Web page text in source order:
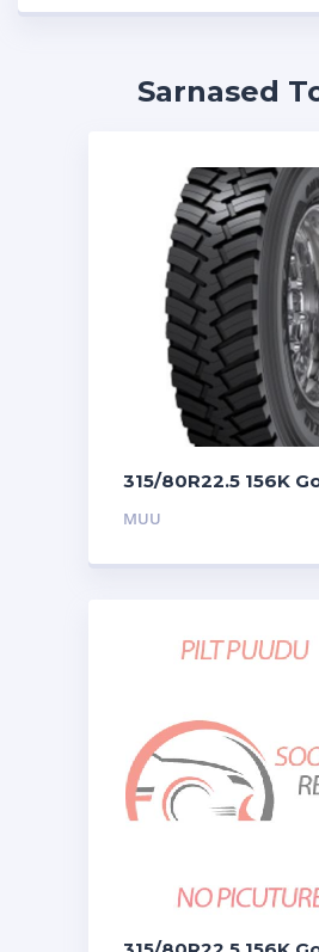
Sarnased
315/80R22.5 156K
MUU